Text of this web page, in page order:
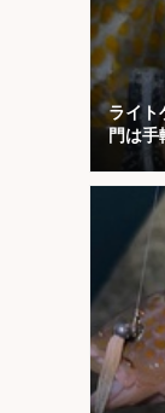
ライト
門は手